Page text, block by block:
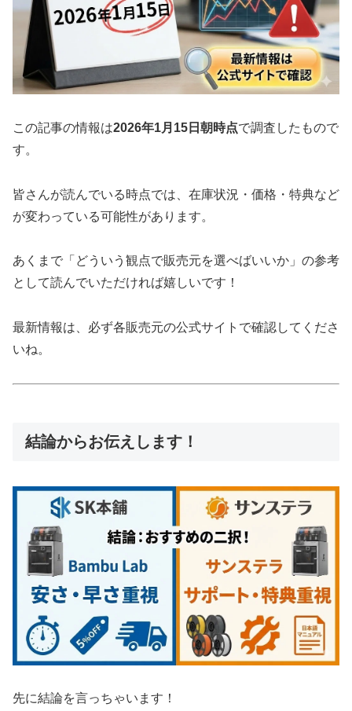
この記事の情報は2026年1月15日朝時点で調査したもので
す。
皆さんが読んでいる時点では、在庫状況・価格・特典など
が変わっている可能性があります。
あくまで「どういう観点で販売元を選べばいいか」の参考
として読んでいただければ嬉しいです！
最新情報は、必ず各販売元の公式サイトで確認してくださ
いね。
結論からお伝えします！
先に結論を言っちゃいます！